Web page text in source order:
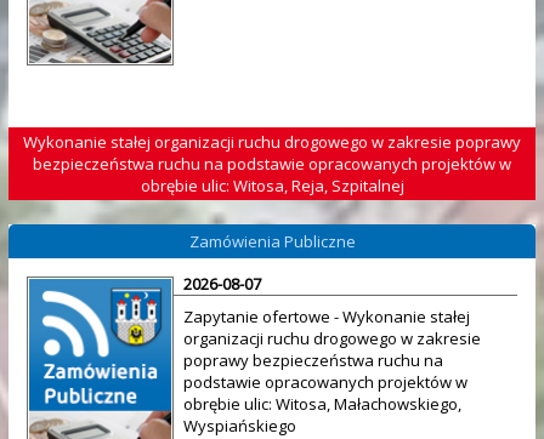
Wykonanie stałej organizacji ruchu drogowego w zakresie poprawy
bezpieczeństwa ruchu na podstawie opracowanych projektów w
obrębie ulic: Witosa, Reja, Szpitalnej
Zamówienia Publiczne
2026-08-07
Zapytanie ofertowe - Wykonanie stałej
organizacji ruchu drogowego w zakresie
poprawy bezpieczeństwa ruchu na
podstawie opracowanych projektów w
obrębie ulic: Witosa, Małachowskiego,
Wyspiańskiego